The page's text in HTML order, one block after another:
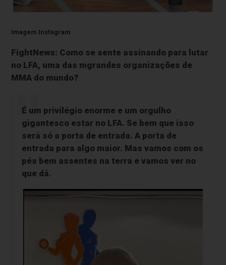
Imagem Instagram
FightNews: Como se sente assinando para lutar
no LFA, uma das mgrandes organizações de
MMA do mundo?
É um privilégio enorme e um orgulho
gigantesco estar no LFA. Se bem que isso
será só a porta de entrada. A porta de
entrada para algo maior. Mas vamos com os
pés bem assentes na terra e vamos ver no
que dá.